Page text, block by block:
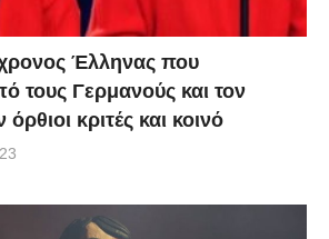
Έλληνας που
τους Γερμανούς και τον
κριτές και κοινό